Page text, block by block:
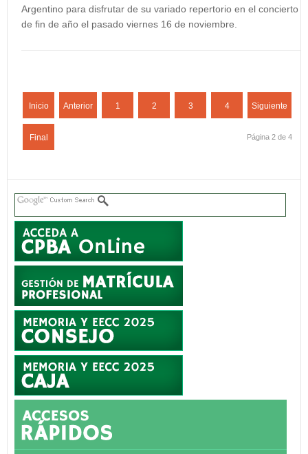
Argentino para disfrutar de su variado repertorio en el concierto
de fin de año el pasado viernes 16 de noviembre.
Inicio Anterior 1 2 3 4 Siguiente
Final Página 2 de 4